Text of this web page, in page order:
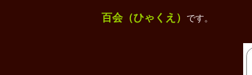
百会（ひゃくえ） です。